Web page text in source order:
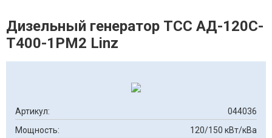
Дизельный генератор ТСС АД-120С-
Т400-1РМ2 Linz
Артикул:
044036
Мощность:
120/150 кВт/кВа